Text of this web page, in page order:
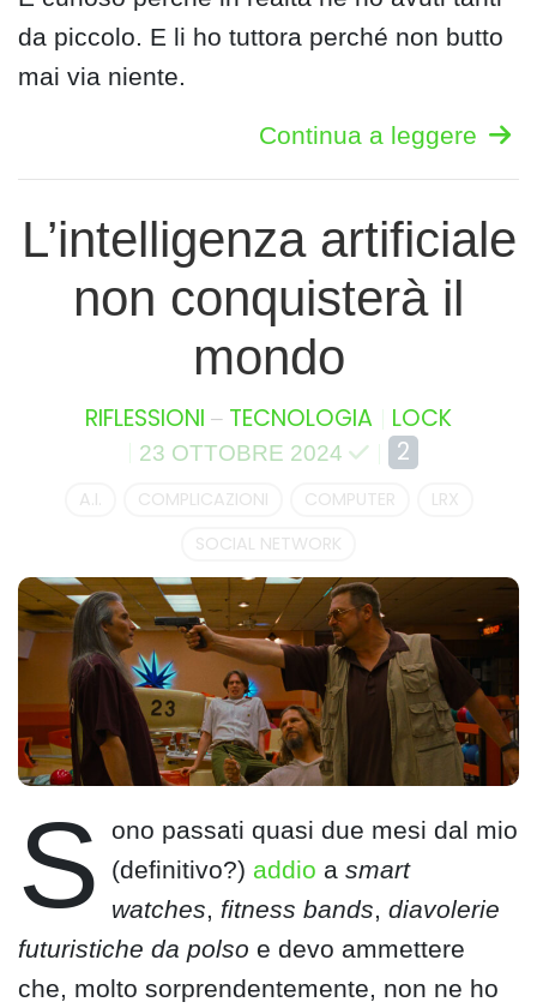
da piccolo. E li ho tuttora perché non butto
mai via niente.
Continua a leggere
L’intelligenza artificiale
non conquisterà il
mondo
RIFLESSIONI – TECNOLOGIA LOCK
23 OTTOBRE 2024 2
A.I. COMPLICAZIONI COMPUTER
LRX
SOCIAL NETWORK
S
ono passati quasi due mesi dal mio
(definitivo?) addio a smart
watches, fitness bands,diavolerie
futuristiche da polso e devo ammettere
che, molto sorprendentemente, non ne ho